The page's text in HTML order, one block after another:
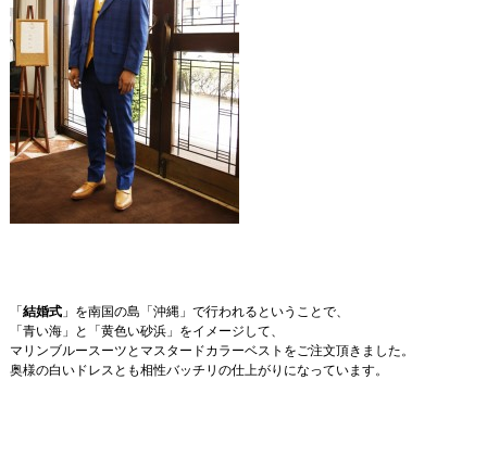
「 結婚式」を南国の島「沖縄」で行われるということで、
「青い海」と「黄色い砂浜」をイメージして、
マリンブルースーツとマスタードカラーベストをご注文頂きました。
奥様の白いドレスとも相性バッチリの仕上がりになっています。